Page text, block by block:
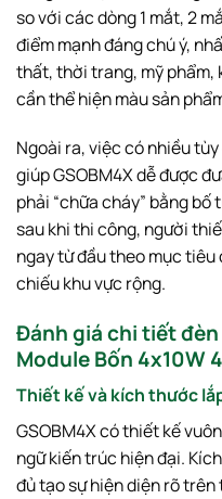
so với các dòng 1 mắt, 2
điểm mạnh đáng chú ý,
thất, thời trang, mỹ phẩm,
cần thể hiện màu sản
Ngoài ra, việc có nhiều tùy
giúp GSOBM4X dễ được
phải “chữa cháy” bằng
sau khi thi công, người
ngay từ đầu theo mục
chiếu khu vực rộng.
Đánh giá chi tiết
Module Bốn 4x10W
Thiết kế và kích thước
GSOBM4X có thiết kế
ngữ kiến trúc hiện đại.
đủ tạo sự hiện diện rõ